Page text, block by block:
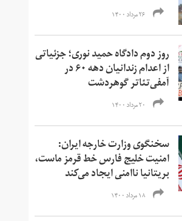
۲۶ مرداد ۱۴۰۰
روز دوم دادگاه حمید نوری؛ جزئیاتی
از اعدام زندانیان دهه ۶۰ در
آمفی‌تئاتر گوهردشت
۲۰ مرداد ۱۴۰۰
سخنگوی وزارت خارجه ایران:
امنیت خلیج فارس خط قرمز ماست،
بریتانیا ناامنی ایجاد می‌کند
۱۸ مرداد ۱۴۰۰